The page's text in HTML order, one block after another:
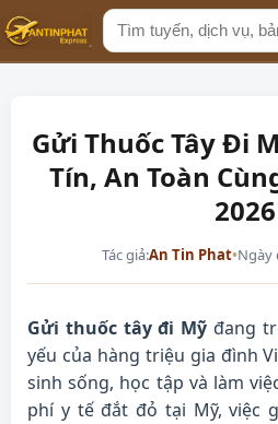
Tìm
kiếm
Gửi Thuốc Tây Đi
Tín, An Toàn
2026
Tác giả:An Tin Phat•Ngày
Gửi thuốc tây đi Mỹ đang
yếu của hàng triệu gia đình
sinh sống, học tập và làm
phí y tế đắt đỏ tại Mỹ, việc